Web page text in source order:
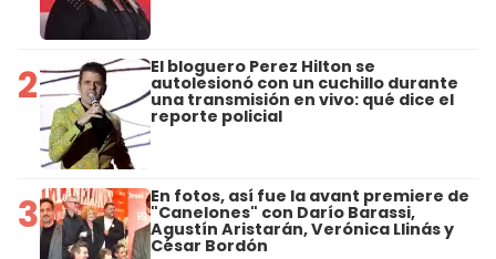
2 El bloguero Perez Hilton se
autolesionó con un cuchillo durante
una transmisión en vivo: qué dice el
reporte policial
3 En fotos, así fue la avant premiere de
"Canelones" con Darío Barassi,
Agustín Aristarán, Verónica Llinás y
César Bordón